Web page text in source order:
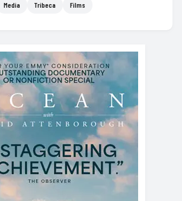
Media Tribeca Films